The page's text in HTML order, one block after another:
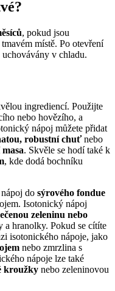
, pokud jsou
místě. Po otevření
uchovávány v chladu.
ingrediencí. Použijte
nebo hovězího, a
nápoj můžete přidat
robustní chuťnebo
. Skvěle se hodí také k
, kde dodá bochníku
do sýrového fondue
Isotonický nápoj
zeleninu nebo
a hranolky. Pokud se cítíte
isotonického nápoje, jako
nebo zmrzlina s
nápoje lze také
kroužky nebo zeleninovou